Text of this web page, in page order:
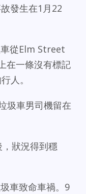
發生在1月22
從Elm Street
在一條沒有標記
人。
圾車男司機留在
，狀況得到穩
車致命車禍。9